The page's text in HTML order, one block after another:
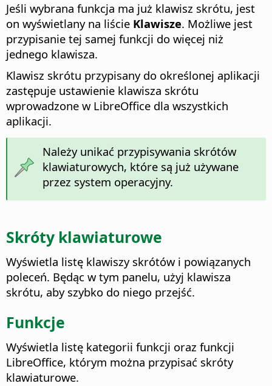
Jeśli wybrana funkcja ma już klawisz skrótu, jest
on wyświetlany na liście Klawisze. Możliwe jest
przypisanie tej samej funkcji do więcej niż
jednego klawisza.
Klawisz skrótu przypisany do określonej aplikacji
zastępuje ustawienie klawisza skrótu
wprowadzone w LibreOffice dla wszystkich
aplikacji.
Należy unikać przypisywania skrótów
klawiaturowych, które są już używane
przez system operacyjny.
Skróty klawiaturowe
Wyświetla listę klawiszy skrótów i powiązanych
poleceń. Będąc w tym panelu, użyj klawisza
skrótu, aby szybko do niego przejść.
Funkcje
Wyświetla listę kategorii funkcji oraz funkcji
LibreOffice, którym można przypisać skróty
klawiaturowe.